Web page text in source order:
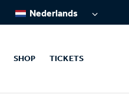
Nederlands
SHOP TICKETS